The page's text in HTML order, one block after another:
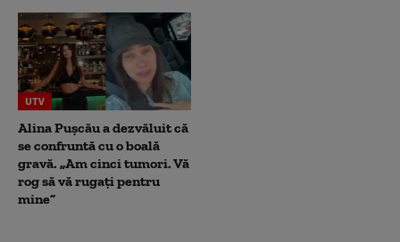
UTV
Alina Pușcău a dezvăluit că
se confruntă cu o boală
gravă. „Am cinci tumori. Vă
rog să vă rugați pentru
mine”